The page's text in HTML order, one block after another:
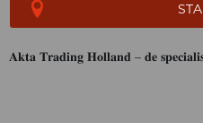
𝐀𝐤𝐭𝐚 𝐓𝐫𝐚𝐝𝐢𝐧𝐠 𝐇𝐨𝐥𝐥𝐚𝐧𝐝 – 𝐝𝐞